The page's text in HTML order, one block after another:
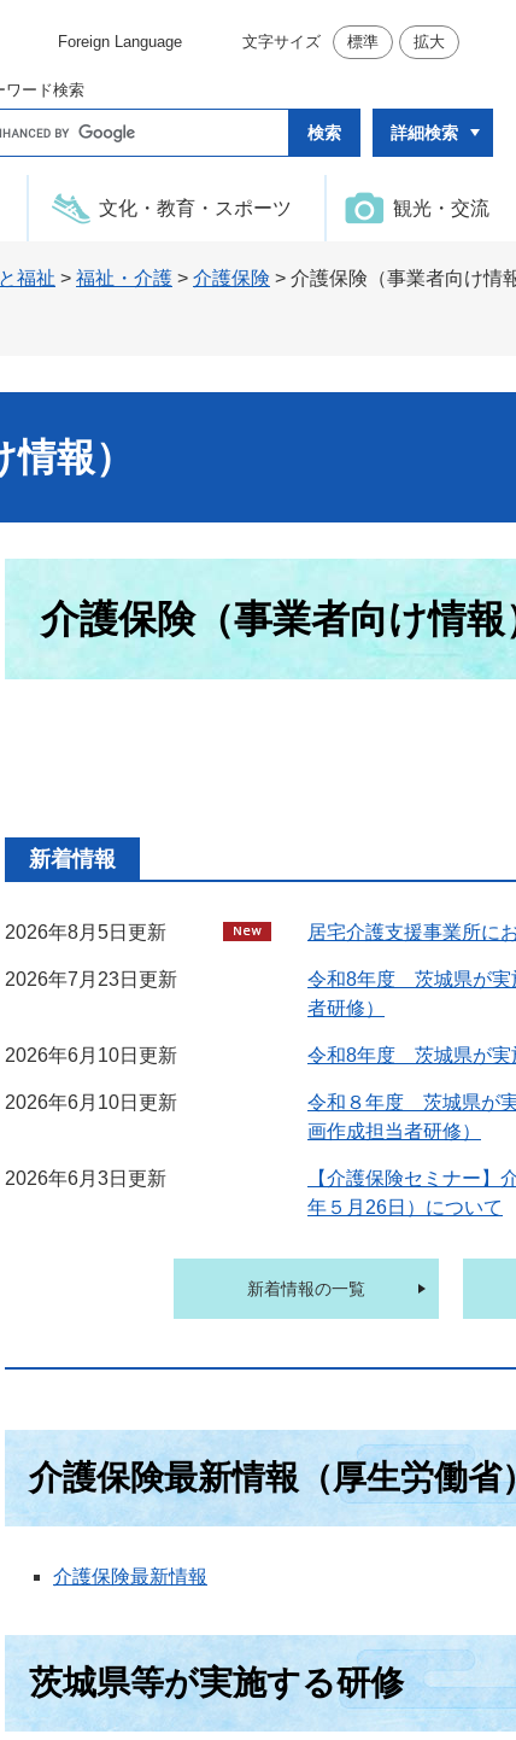
Foreign Language 文字サイズ 標準 拡大
ワード検索
詳細検索
文化・教育・スポーツ 観光・交流
福祉 > 福祉・介護 > 介護保険 > 介護保険（事業者向け情
報）
介護保険（事業者向け情報
新着情報
2026年8月5日更新 居宅介護支援事業所に
2026年7月23日更新
令和8年度 茨城県が実
者研修）
2026年6月10日更新 令和8年度 茨城県が実
2026年6月10日更新
令和８年度 茨城県が
画作成担当者研修）
2026年6月3日更新
【介護保険セミナー】
年５月26日）について
新着情報の一覧
介護保険最新情報（厚生労働省
介護保険最新情報
茨城県等が実施する研修